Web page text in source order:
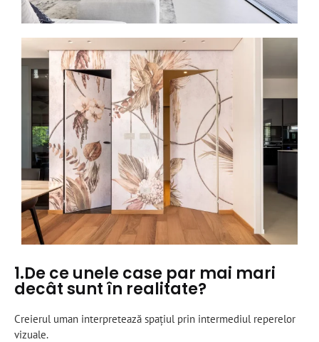
1.De ce unele case par mai mari
decât sunt în realitate?
Creierul uman interpretează spațiul prin intermediul reperelor
vizuale.